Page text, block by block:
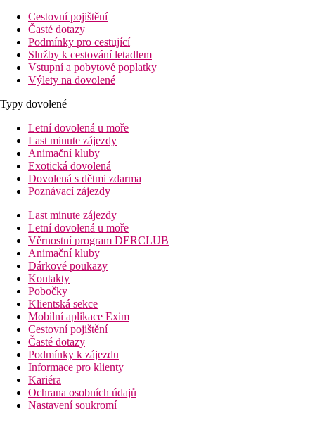
Cestovní pojištění
Časté dotazy
Podmínky pro cestující
Služby k cestování letadlem
Vstupní a pobytové poplatky
Výlety na dovolené
Typy dovolené
Letní dovolená u moře
Last minute zájezdy
Animační kluby
Exotická dovolená
Dovolená s dětmi zdarma
Poznávací zájezdy
Last minute zájezdy
Letní dovolená u moře
Věrnostní program DERCLUB
Animační kluby
Dárkové poukazy
Kontakty
Pobočky
Klientská sekce
Mobilní aplikace Exim
Cestovní pojištění
Časté dotazy
Podmínky k zájezdu
Informace pro klienty
Kariéra
Ochrana osobních údajů
Nastavení soukromí